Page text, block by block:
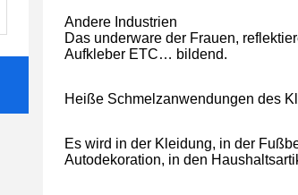
Andere Industrien
Das underware der Frauen,
Aufkleber ETC… bildend.
Heiße Schmelzanwendungen des
Es wird in der Kleidung, in der
Autodekoration, in den